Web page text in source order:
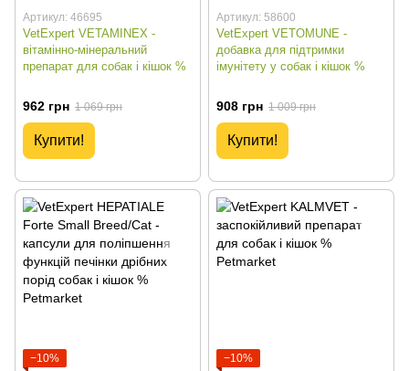
Артикул: 46695
VetExpert VETAMINEX -
вітамінно-мінеральний
препарат для собак і кішок %
962 грн 1 069 грн
Купити!
Артикул: 58600
VetExpert VETOMUNE -
добавка для підтримки
імунітету у собак і кішок %
908 грн 1 009 грн
Купити!
−10% −10%